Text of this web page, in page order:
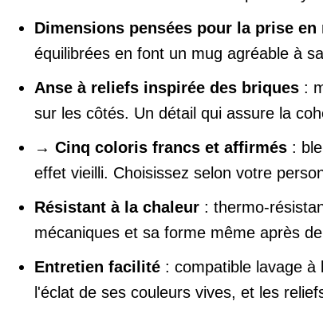
Dimensions pensées pour la prise en
équilibrées en font un mug agréable à
Anse à reliefs inspirée des briques :
sur les côtés. Un détail qui assure la
→ Cinq coloris francs et affirmés :
effet vieilli. Choisissez selon votre
Résistant à la chaleur : thermo-
mécaniques et sa forme même après
Entretien facilité : compatible lavage
l'éclat de ses couleurs vives, et les